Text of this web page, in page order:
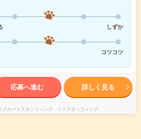
しずか
コツコツ
応募へ進む 詳しく見る
クルートスタッフィング ＩＴスタッフィング